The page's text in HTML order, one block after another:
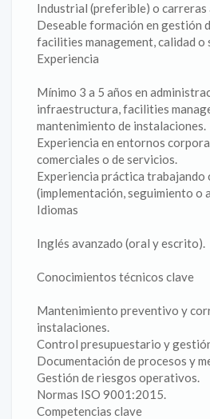
Industrial (preferible) o carreras
Deseable formación en gestión
facilities management, calidad
Experiencia
Mínimo 3 a 5 años en
infraestructura, facilities
mantenimiento de instalaciones.
Experiencia en entornos
comerciales o de servicios.
Experiencia práctica trabajando
(implementación, seguimiento o
Idiomas
Inglés avanzado (oral y escrito).
Conocimientos técnicos clave
Mantenimiento preventivo y
instalaciones.
Control presupuestario y
Documentación de procesos y
Gestión de riesgos operativos.
Normas ISO 9001:2015.
Competencias clave